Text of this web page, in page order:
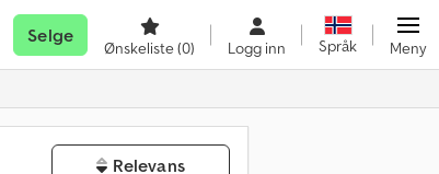
Selge
Ønskeliste(0) Logg inn Språk Meny
Relevans